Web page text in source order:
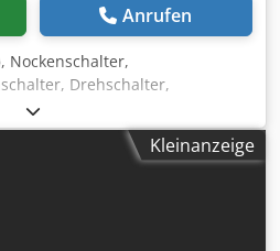
Anrufen
, Nockenschalter,
Drehschalter,
Credozkrv Nspfx Agkef
-Typ: PK 15 -
235/110/H110 mm -
Kleinanzeige